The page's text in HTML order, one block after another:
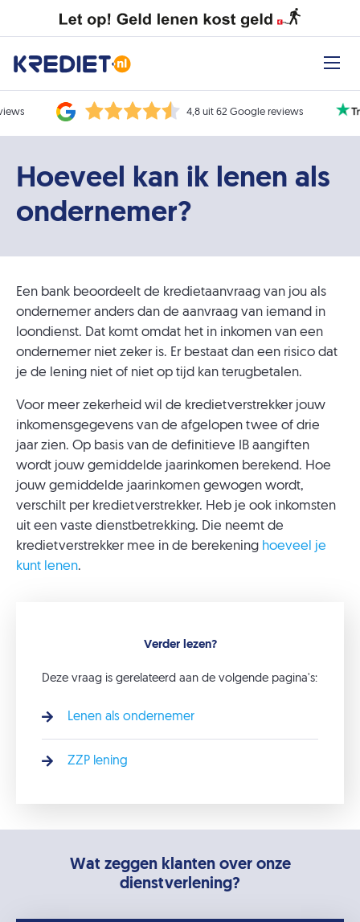
4,8 uit 62 Google reviews
Hoeveel kan ik lenen als
ondernemer?
Een bank beoordeelt de kredietaanvraag van jou als
ondernemer anders dan de aanvraag van iemand in
loondienst. Dat komt omdat het in inkomen van een
ondernemer niet zeker is. Er bestaat dan een risico dat
je de lening niet of niet op tijd kan terugbetalen.
Voor meer zekerheid wil de kredietverstrekker jouw
inkomensgegevens van de afgelopen twee of drie
jaar zien. Op basis van de definitieve IB aangiften
wordt jouw gemiddelde jaarinkomen berekend. Hoe
jouw gemiddelde jaarinkomen gewogen wordt,
verschilt per kredietverstrekker. Heb je ook inkomsten
uit een vaste dienstbetrekking. Die neemt de
kredietverstrekker mee in de berekening hoeveel je
kunt lenen.
Verder lezen?
Deze vraag is gerelateerd aan de volgende pagina's:
Lenen als ondernemer
ZZP lening
Wat zeggen klanten over onze
dienstverlening?